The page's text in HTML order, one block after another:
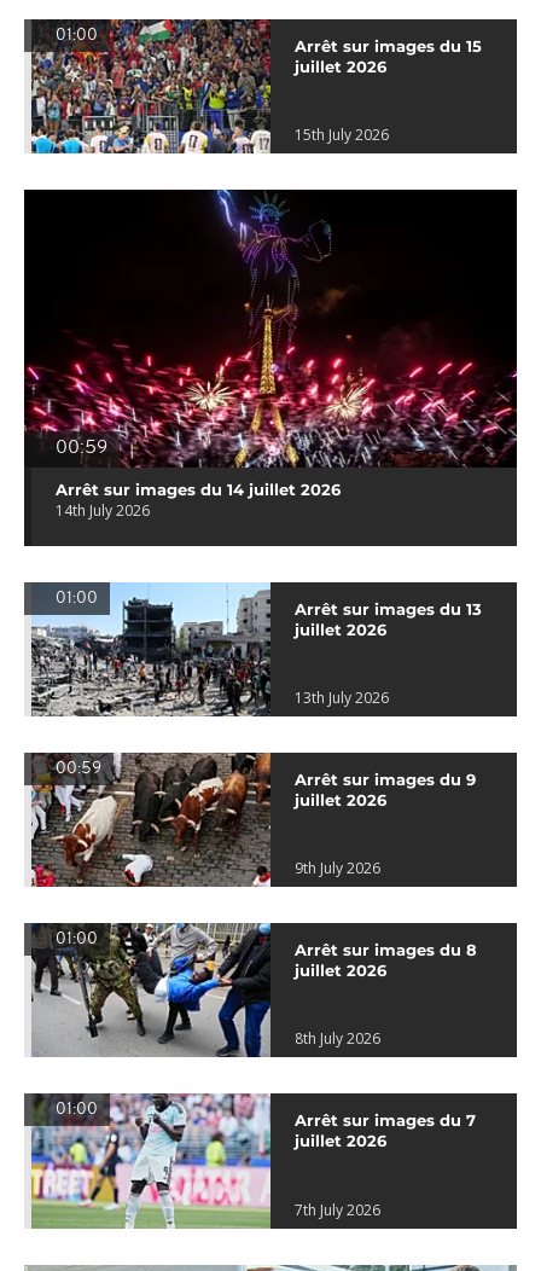
01:00
Arrêt sur images du 15
juillet 2026
15th July 2026
00:59
Arrêt sur images du 14 juillet 2026
14th July 2026
01:00
Arrêt sur images du 13
juillet 2026
13th July 2026
00:59
Arrêt sur images du 9
juillet 2026
9th July 2026
01:00
Arrêt sur images du 8
juillet 2026
8th July 2026
01:00
Arrêt sur images du 7
juillet 2026
7th July 2026